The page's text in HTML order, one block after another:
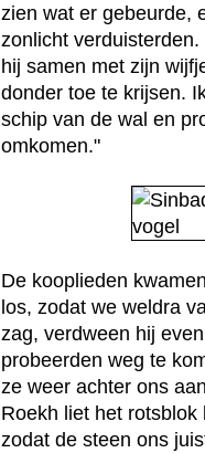
zien wat er gebeurde,
zonlicht
hij samen met zijn
donder toe te krijsen.
schip van de wal en
omkomen."
De kooplieden
los, zodat we weldra
zag, verdween hij
probeerden weg te
ze weer achter ons
Roekh liet het
zodat de steen ons